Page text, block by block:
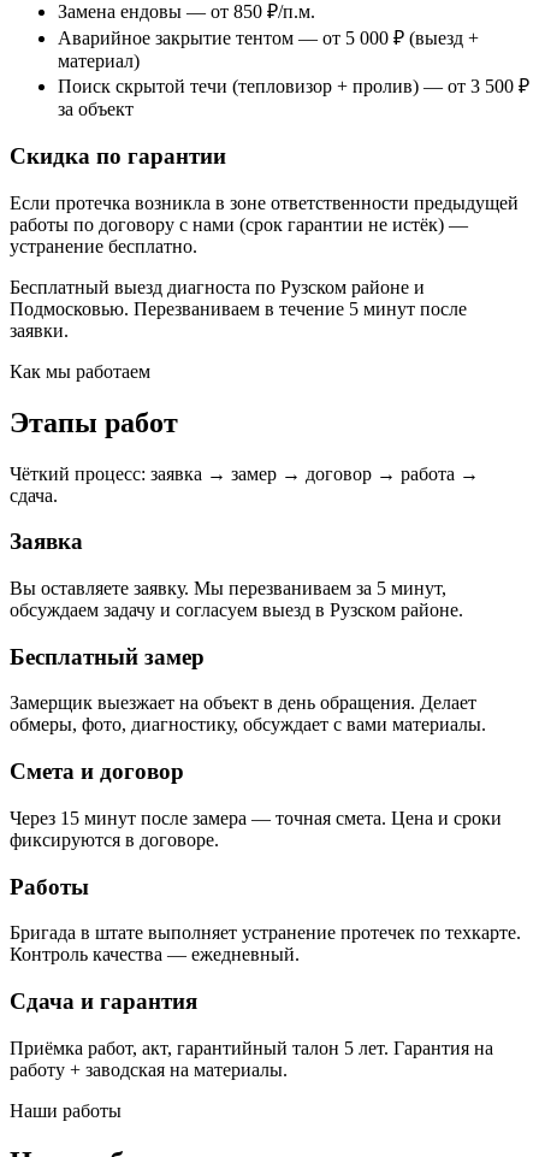
Замена ендовы — от 850 ₽/п.м.
Аварийное закрытие тентом — от 5 000 ₽ (выезд +
материал)
Поиск скрытой течи (тепловизор + пролив) — от 3 500 ₽
за объект
Скидка по гарантии
Если протечка возникла в зоне ответственности предыдущей
работы по договору с нами (срок гарантии не истёк) —
устранение бесплатно.
Бесплатный выезд диагноста по Рузском районе и
Подмосковью. Перезваниваем в течение 5 минут после
заявки.
Как мы работаем
Этапы работ
Чёткий процесс: заявка → замер → договор → работа →
сдача.
Заявка
Вы оставляете заявку. Мы перезваниваем за 5 минут,
обсуждаем задачу и согласуем выезд в Рузском районе.
Бесплатный замер
Замерщик выезжает на объект в день обращения. Делает
обмеры, фото, диагностику, обсуждает с вами материалы.
Смета и договор
Через 15 минут после замера — точная смета. Цена и сроки
фиксируются в договоре.
Работы
Бригада в штате выполняет устранение протечек по техкарте.
Контроль качества — ежедневный.
Сдача и гарантия
Приёмка работ, акт, гарантийный талон 5 лет. Гарантия на
работу + заводская на материалы.
Наши работы